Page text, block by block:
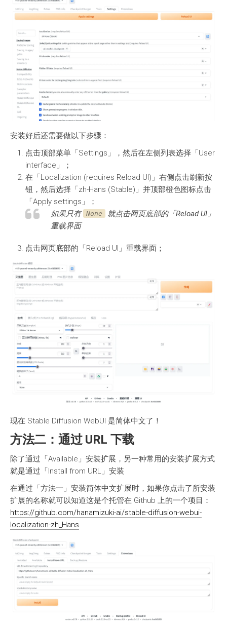
安装好后还需要做以下步骤：
点击顶部菜单「Settings」，然后在左侧列表选择「User
interface」；
在「Localization (requires Reload UI)」右侧点击刷新按
钮，然后选择「zh-Hans (Stable)」并顶部橙色图标点击
「Apply settings」；
如果只有 None
就点击网页底部的「Reload UI」
重载界面
点击网页底部的「Reload UI」重载界面；
现在 Stable Diffusion WebUI 是简体中文了！
方法二：通过 URL 下载
除了通过「Available」安装扩展，另一种常用的安装扩展方式
就是通过「Install from URL」安装
在通过「方法一」安装简体中文扩展时，如果你点击了所安装
扩展的名称就可以知道这是个托管在 Github 上的一个项目：
https://github.com/hanamizuki-ai/stable-diffusion-webui-
localization-zh_Hans